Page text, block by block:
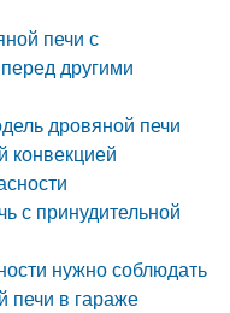
печи с
другими
дровяной печи
конвекцией
с принудительной
нужно соблюдать
печи в гараже